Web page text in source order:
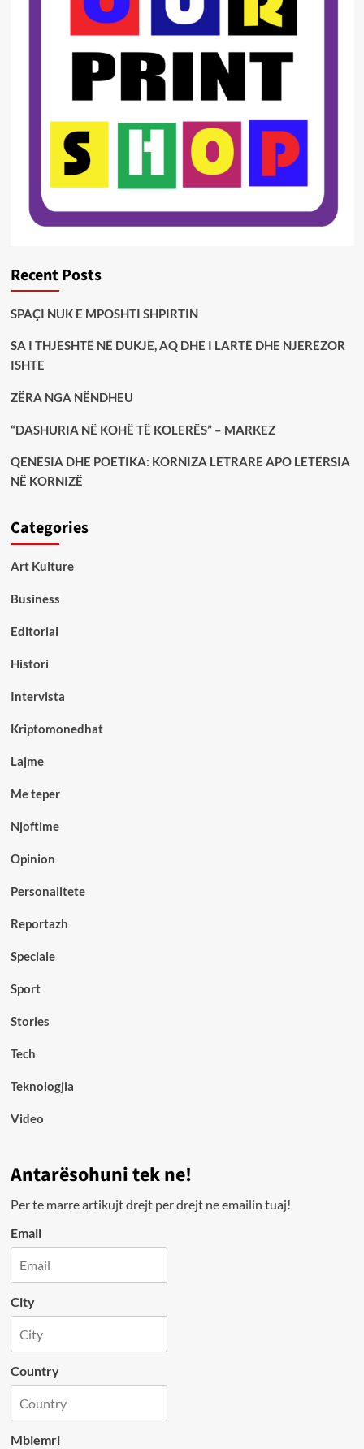
Recent Posts
SPAÇI NUK E MPOSHTI SHPIRTIN
SA I THJESHTË NË DUKJE, AQ DHE I LARTË DHE NJERËZOR
ISHTE
ZËRA NGA NËNDHEU
“DASHURIA NË KOHË TË KOLERËS” – MARKEZ
QENËSIA DHE POETIKA: KORNIZA LETRARE APO LETËRSIA
NË KORNIZË
Categories
Art Kulture
Business
Editorial
Histori
Intervista
Kriptomonedhat
Lajme
Me teper
Njoftime
Opinion
Personalitete
Reportazh
Speciale
Sport
Stories
Tech
Teknologjia
Video
Antarësohuni tek ne!
Per te marre artikujt drejt per drejt ne emailin tuaj!
Email
City
Country
Mbiemri